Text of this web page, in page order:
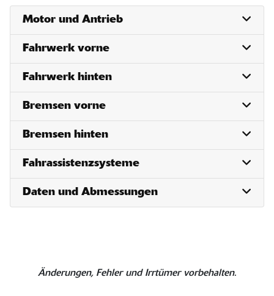
Motor und Antrieb
Fahrwerk vorne
Fahrwerk hinten
Bremsen vorne
Bremsen hinten
Fahrassistenzsysteme
Daten und Abmessungen
Änderungen, Fehler und Irrtümer vorbehalten.